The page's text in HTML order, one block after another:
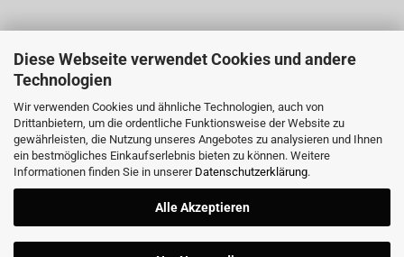
Diese Webseite verwendet Cookies und andere
Technologien
Wir verwenden Cookies und ähnliche Technologien, auch von
Drittanbietern, um die ordentliche Funktionsweise der Website zu
gewährleisten, die Nutzung unseres Angebotes zu analysieren und Ihnen
ein bestmögliches Einkaufserlebnis bieten zu können. Weitere
Informationen finden Sie in unserer Datenschutzerklärung.
Alle Akzeptieren